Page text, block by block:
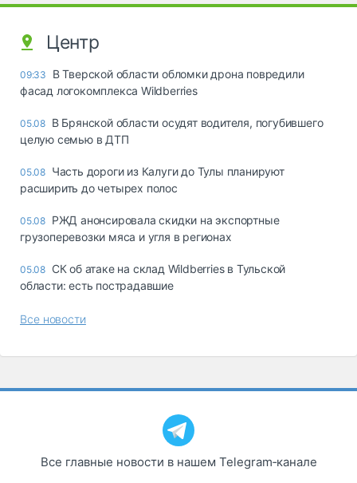
Центр
09:33
В Тверской области обломки дрона повредили
фасад логокомплекса Wildberries
05.08 В Брянской области осудят водителя, погубившего
целую семью в ДТП
05.08 Часть дороги из Калуги до Тулы планируют
расширить до четырех полос
05.08 РЖД анонсировала скидки на экспортные
грузоперевозки мяса и угля в регионах
05.08 СК об атаке на склад Wildberries в Тульской
области: есть пострадавшие
Все новости
Все главные новости в нашем Telegram‑канале